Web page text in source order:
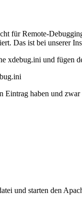
für Remote-
Das ist bei unserer
xdebug.ini und fügen
Eintrag haben und
und starten den